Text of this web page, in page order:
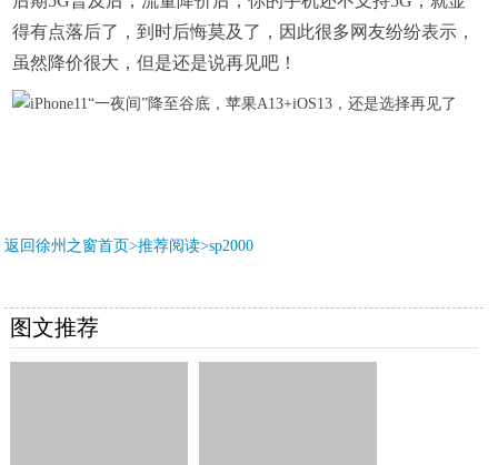
得有点落后了，到时后悔莫及了，因此很多网友纷纷表示，
虽然降价很大，但是还是说再见吧！
返回徐州之窗首页>推荐阅读>sp2000
图文推荐